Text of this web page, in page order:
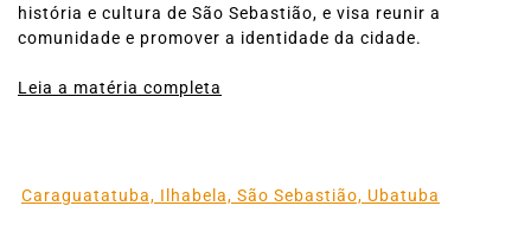
história e cultura de São Sebastião, e visa reunir a
comunidade e promover a identidade da cidade.
Leia a matéria completa
Caraguatatuba, Ilhabela, São Sebastião, Ubatuba